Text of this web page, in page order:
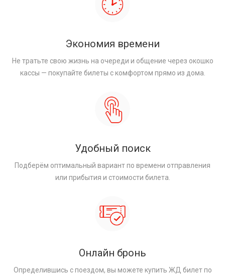
Экономия времени
Не тратьте свою жизнь на очереди и общение через окошко
кассы — покупайте билеты с комфортом прямо из дома.
Удобный поиск
Подберём оптимальный вариант по времени отправления
или прибытия и стоимости билета.
Онлайн бронь
Определившись с поездом, вы можете купить ЖД билет по